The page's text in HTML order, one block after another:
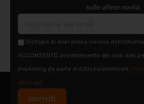
sulle ultime novità.
Dichiaro di aver preso visione
ACCONSENTO al trattamento dei miei dati
marketing da parte di Edilsocialnetwork (Per
clicca qui).
Iscriviti